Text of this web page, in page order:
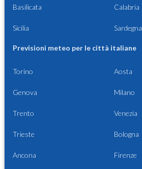
Basilicata Calabria
Sicilia Sardegna
Previsioni meteo per le città italiane
Torino Aosta
Genova Milano
Trento Venezia
Trieste Bologna
Ancona Firenze